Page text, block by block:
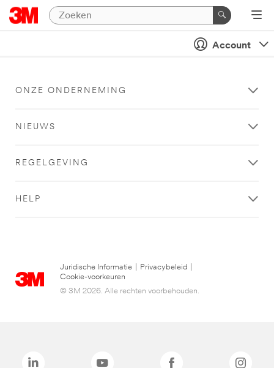
Account
ONZE ONDERNEMING
NIEUWS
REGELGEVING
HELP
Juridische Informatie Privacybeleid
Cookie-voorkeuren
© 3M 2026. Alle rechten voorbehouden.